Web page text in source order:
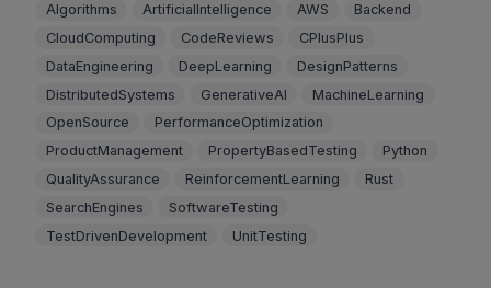
Algorithms ArtificialIntelligence AWS
Backend
CloudComputing
CodeReviews
CPlusPlus
DataEngineering
DeepLearning
DesignPatterns
DistributedSystems
GenerativeAI
MachineLearning
OpenSource
PerformanceOptimization
ProductManagement
PropertyBasedTesting
Python
QualityAssurance
ReinforcementLearning
Rust
SearchEngines
SoftwareTesting
TestDrivenDevelopment
UnitTesting